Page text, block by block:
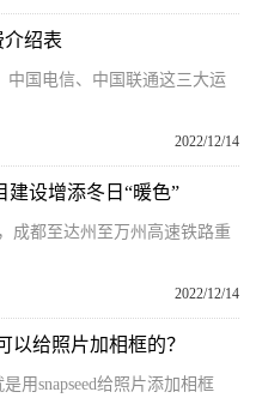
绍表
中国电信、中国联通这三大运
2022/12/14
建设增添冬日“暖色”
成都至达州至万州高速铁路重
2022/12/14
以给照片加相框的？
用snapseed给照片添加相框